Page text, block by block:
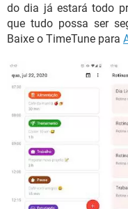
do dia já estará todo
que tudo possa ser
Baixe o TimeTune para